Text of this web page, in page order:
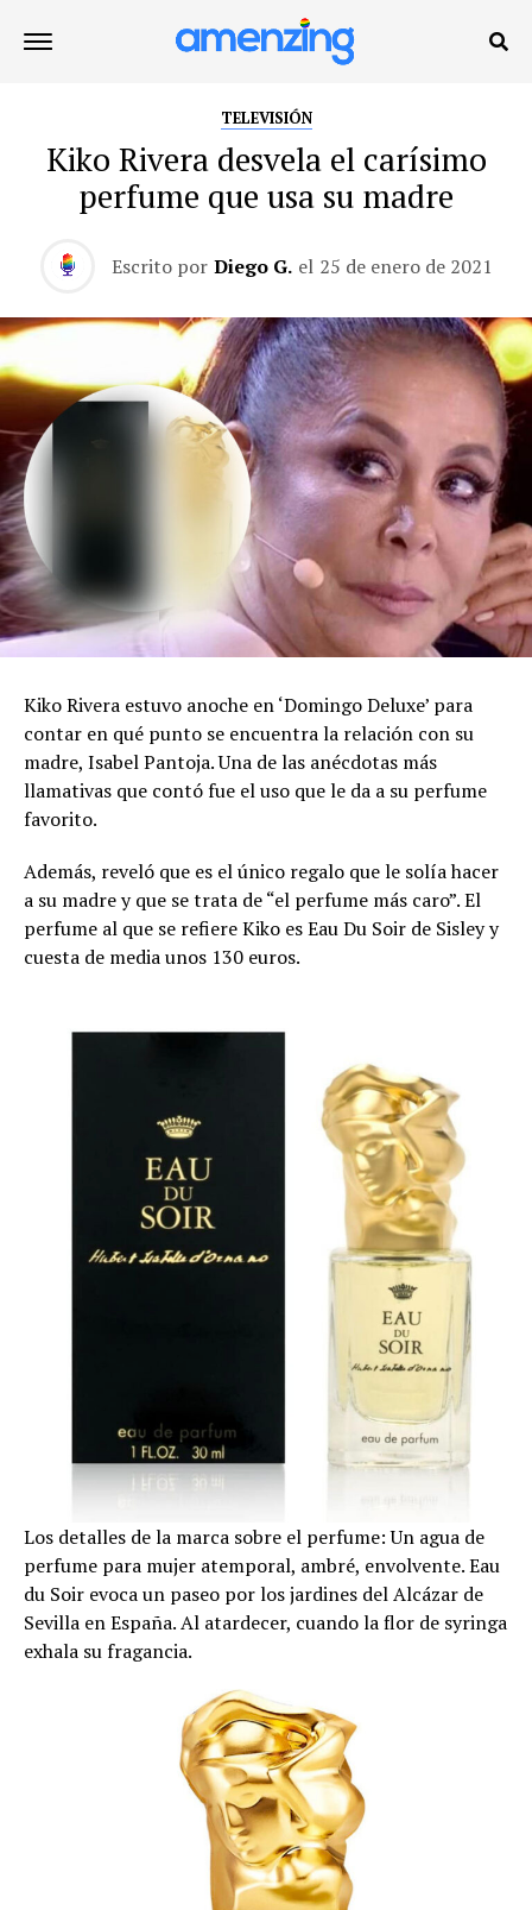
TELEVISIÓN
Kiko Rivera desvela el carísimo
perfume que usa su madre
Escrito por Diego G. el 25 de enero de 2021
Kiko Rivera estuvo anoche en ‘Domingo Deluxe’ para
contar en qué punto se encuentra la relación con su
madre, Isabel Pantoja. Una de las anécdotas más
llamativas que contó fue el uso que le da a su perfume
favorito.
Además, reveló que es el único regalo que le solía hacer
a su madre y que se trata de “el perfume más caro”. El
perfume al que se refiere Kiko es Eau Du Soir de Sisley y
cuesta de media unos 130 euros.
Los detalles de la marca sobre el perfume: Un agua de
perfume para mujer atemporal, ambré, envolvente. Eau
du Soir evoca un paseo por los jardines del Alcázar de
Sevilla en España. Al atardecer, cuando la flor de syringa
exhala su fragancia.